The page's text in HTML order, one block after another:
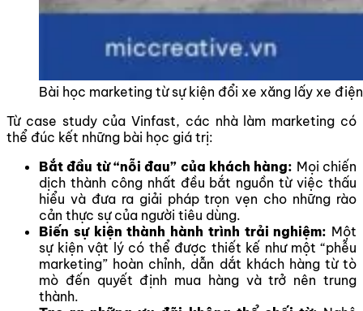
Bài học marketing từ sự kiện đổi xe xăng lấy xe
Từ case study của Vinfast, các nhà làm marketing có
thể đúc kết những bài học giá trị:
Bắt đầu từ “nỗi đau” của khách hàng: Mọi chiến
dịch thành công nhất đều bắt nguồn từ việc thấu
hiểu và đưa ra giải pháp trọn vẹn cho những rào
cản thực sự của người tiêu dùng.
Biến sự kiện thành hành trình trải nghiệm: Một
sự kiện vật lý có thể được thiết kế như một “phễu
marketing” hoàn chỉnh, dẫn dắt khách hàng từ tò
mò đến quyết định mua hàng và trở nên trung
thành.